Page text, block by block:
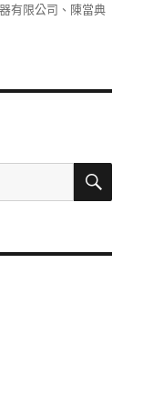
有限公司 、 陳當典
搜